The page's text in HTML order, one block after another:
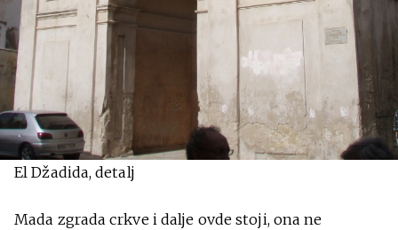
El Džadida, detalj
Mada zgrada crkve i dalje ovde stoji, ona ne